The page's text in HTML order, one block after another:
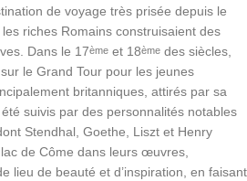
de voyage très prisée depuis le
riches Romains construisaient des
Dans le 17ème et 18ème des siècles,
le Grand Tour pour les jeunes
britanniques, attirés par sa
suivis par des personnalités notables
Stendhal, Goethe, Liszt et Henry
de Côme dans leurs œuvres,
lieu de beauté et d’inspiration, en faisant